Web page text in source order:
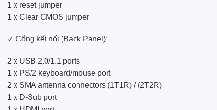
1 x reset jumper
1 x Clear CMOS jumper
✓ Cổng kết nối (Back Panel):
2 x USB 2.0/1.1 ports
1 x PS/2 keyboard/mouse port
2 x SMA antenna connectors (1T1R) / (2T2R)
1 x D-Sub port